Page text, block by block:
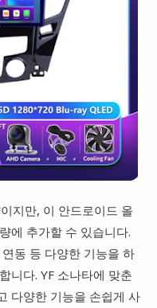
지만, 이 안드로이드 올
에 추가할 수 있습니다.
동 등 다양한 기능을 하
니다. YF 소나타에 맞춘
다양한 기능을 손쉽게 사